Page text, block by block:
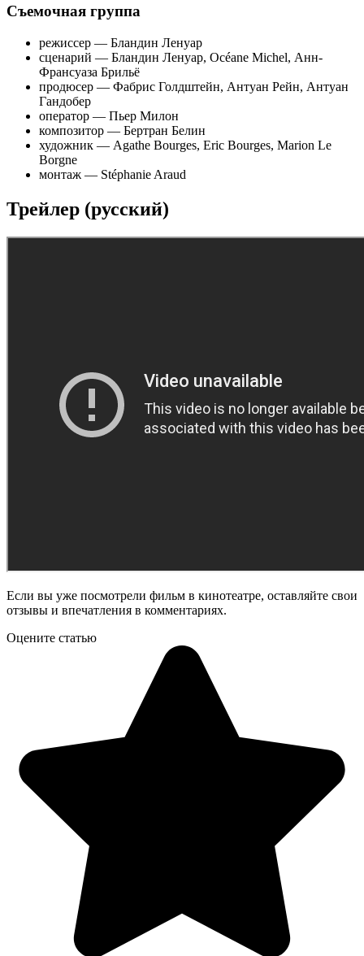
Съемочная группа
режиссер — Бландин Ленуар
сценарий — Бландин Ленуар, Océane Michel, Анн-
Франсуаза Брильё
продюсер — Фабрис Голдштейн, Антуан Рейн, Антуан
Гандобер
оператор — Пьер Милон
композитор — Бертран Белин
художник — Agathe Bourges, Eric Bourges, Marion Le
Borgne
монтаж — Stéphanie Araud
Трейлер (русский)
Если вы уже посмотрели фильм в кинотеатре, оставляйте свои
отзывы и впечатления в комментариях.
Оцените статью